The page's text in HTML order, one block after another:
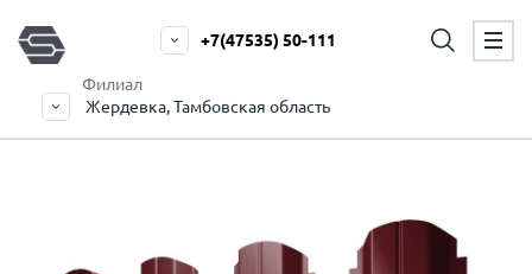
Филиал
Жердевка, Тамбовская область
+7(47535) 50-111